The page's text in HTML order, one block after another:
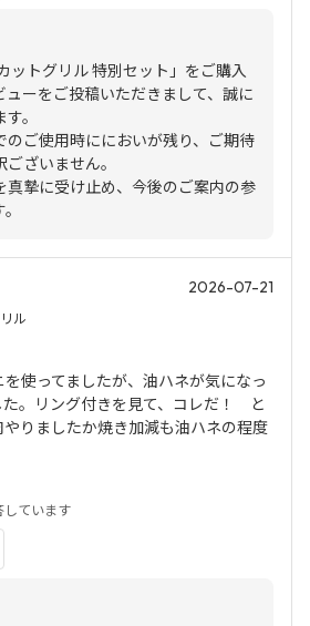
ットグリル 特別セット」をご購入
ューをご投稿いただきまして、誠に
。
のご使用時ににおいが残り、ご期待
ざいません。
真摯に受け止め、今後のご案内の参
2026-07-21
ル
使ってましたが、油ハネが気になっ
た。リング付きを見て、コレだ！ と
りましたか焼き加減も油ハネの程度
しています